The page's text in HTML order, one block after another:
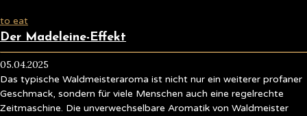
to eat
Der Madeleine-Effekt
05.04.2025
Das typische Waldmeisteraroma ist nicht nur ein weiterer profaner
Geschmack, sondern für viele Menschen auch eine regelrechte
Zeitmaschine. Die unverwechselbare Aromatik von Waldmeister